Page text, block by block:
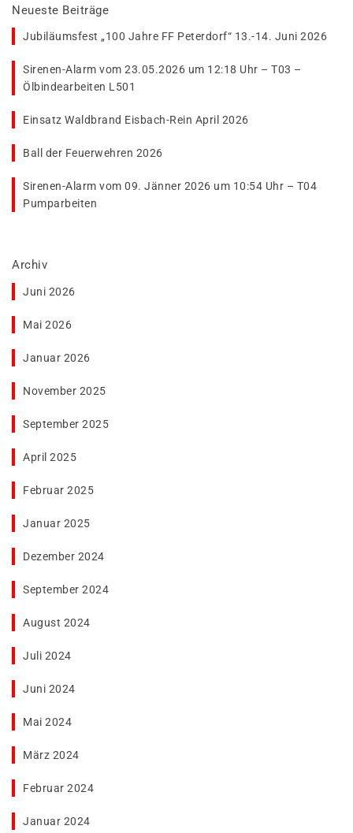
Neueste Beiträge
Jubiläumsfest „100 Jahre FF Peterdorf“ 13.-14. Juni 2026
Sirenen-Alarm vom 23.05.2026 um 12:18 Uhr – T03 –
Ölbindearbeiten L501
Einsatz Waldbrand Eisbach-Rein April 2026
Ball der Feuerwehren 2026
Sirenen-Alarm vom 09. Jänner 2026 um 10:54 Uhr – T04
Pumparbeiten
Archiv
Juni 2026
Mai 2026
Januar 2026
November 2025
September 2025
April 2025
Februar 2025
Januar 2025
Dezember 2024
September 2024
August 2024
Juli 2024
Juni 2024
Mai 2024
März 2024
Februar 2024
Januar 2024